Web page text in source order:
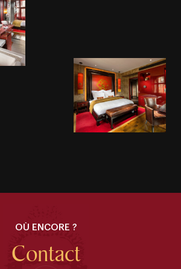
OÙ ENCORE ?
Contact
Chambres